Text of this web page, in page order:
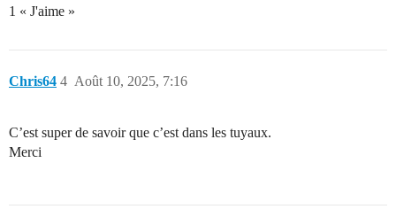
1 « J'aime »
Chris64 Août 10, 2025, 7:16
4
C’est super de savoir que c’est dans les tuyaux.
Merci